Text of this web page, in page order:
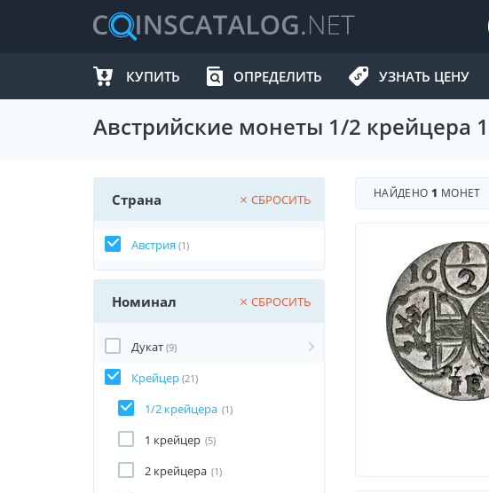
КУПИТЬ ОПРЕДЕЛИТЬ УЗНАТЬ ЦЕНУ
Австрийские монеты 1/2 крейцера
Страна СБРОСИТЬ
Австрия (1)
Номинал СБРОСИТЬ
Дукат (9)
Крейцер (21)
1/2 крейцера (1)
1 крейцер (5)
2 крейцера (1)
НАЙДЕНО1 МОНЕТ